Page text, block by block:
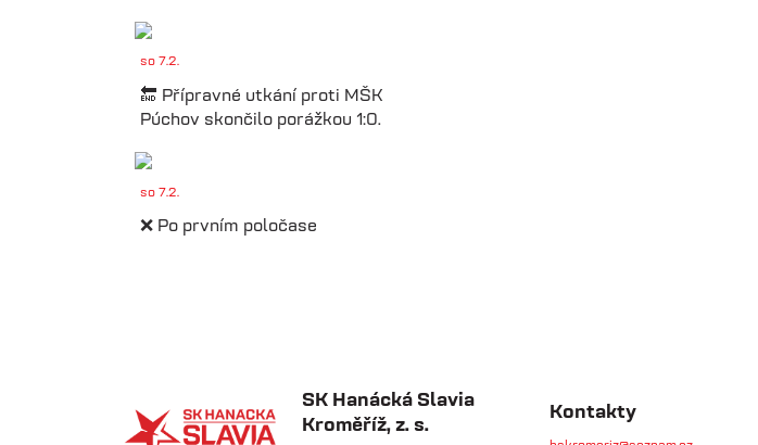
so 7.2.
🔚 Přípravné utkání proti MŠK
Púchov skončilo porážkou 1:0.
so 7.2.
❌ Po prvním poločase
SK Hanácká Slavia
Kroměříž, z. s.
Kontakty